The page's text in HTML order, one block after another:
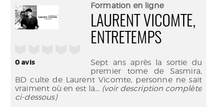
0avis
Formation en ligne
LAURENT VICOMTE,
ENTRETEMPS
Sept ans après la sortie du
premier tome de Sasmira,
BD culte de Laurent Vicomte, personne ne sait
vraiment où en est la... (voir description complète
ci-dessous)